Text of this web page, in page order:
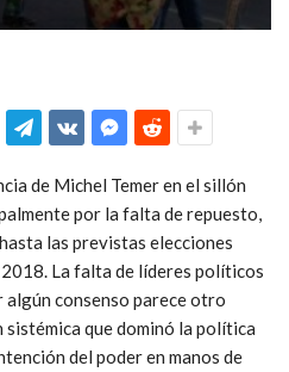
de Michel Temer en el sillón
por la falta de repuesto,
las previstas elecciones
La falta de líderes políticos
consenso parece otro
que dominó la política
del poder en manos de